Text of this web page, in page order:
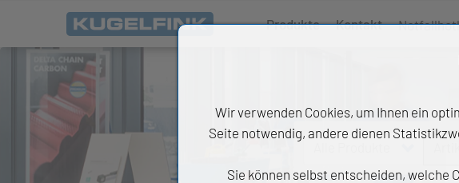
Produkte Kontakt
Wir verwenden Cookies, um Ihnen ein
Seite notwendig, andere dienen
Sie können selbst entscheiden, welche